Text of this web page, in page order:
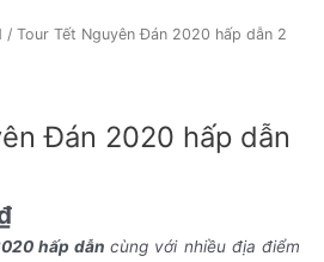
/ Tour Tết Nguyên Đán 2020 hấp dẫn 2
Đán 2020 hấp dẫn
hấp dẫncùng với nhiều địa điểm